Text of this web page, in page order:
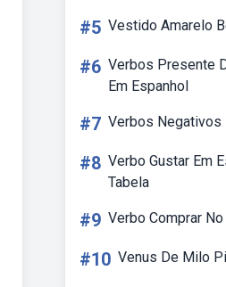
#5 Vestido Amarelo
#6 Verbos Presente
Em Espanhol
#7 Verbos Negativos
#8 Verbo Gustar Em
Tabela
#9 Verbo Comprar
#10 Venus De Milo